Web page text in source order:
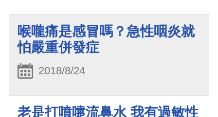
喉嚨痛是感冒嗎？急性咽炎就
怕嚴重併發症
2018/8/24
老是打噴嚏流鼻水 我有過敏性